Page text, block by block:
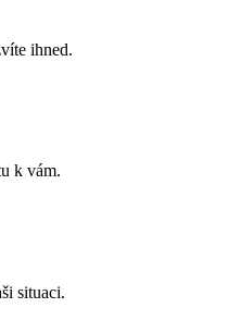
ihned.
k vám.
situaci.